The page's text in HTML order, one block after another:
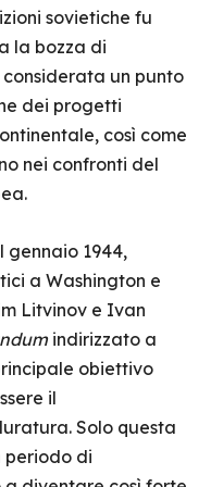
sovietiche fu
la bozza di
un punto
dei progetti
così come
nei confronti del
gennaio 1944,
a Washington e
Litvinov e Ivan
indirizzato a
obiettivo
il
Solo questa
periodo di